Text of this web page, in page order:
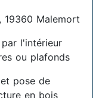
19360 Malemort
l'intérieur
ou plafonds
pose de
en bois